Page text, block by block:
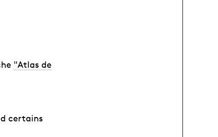
"Atlas de
certains